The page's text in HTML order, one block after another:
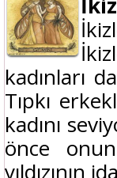
kadınları
Tıpkı
kadını
önce
yıldızının